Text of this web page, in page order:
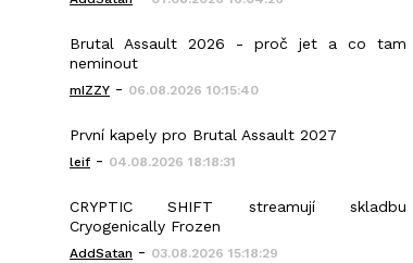
Brutal Assault 2026 - proč jet a co tam
neminout
mIZZY - 06.08.2026 10:15:40
První kapely pro Brutal Assault 2027
leif - 04.08.2026 18:18:31
CRYPTIC SHIFT streamují skladbu
Cryogenically Frozen
AddSatan - 03.08.2026 15:18:29